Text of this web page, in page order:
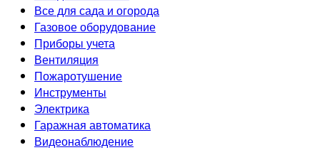
Все для сада и огорода
Газовое оборудование
Приборы учета
Вентиляция
Пожаротушение
Инструменты
Электрика
Гаражная автоматика
Видеонаблюдение